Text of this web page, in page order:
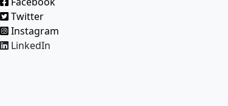
Twitter
Instagram
LinkedIn